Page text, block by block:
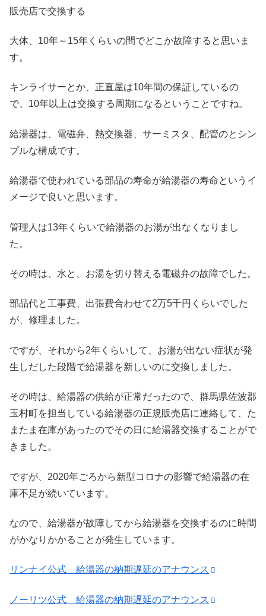
販売店で交換する
大体、10年～15年くらいの間でどこか故障すると思いま
す。
キンライサーとか、正直屋は10年間の保証しているの
で、10年以上は交換する周期になるということですね。
給湯器は、電磁弁、熱交換器、サーミスタ、配管のとシン
プルな構成です。
給湯器で使われている部品の寿命が給湯器の寿命というイ
メージで良いと思います。
管理人は13年くらいで給湯器のお湯が出なくなりまし
た。
その時は、水と、お湯を切り替える電磁弁の故障でした。
部品代と工事費、出張費合わせて2万5千円くらいでした
が、修理ました。
ですが、それから2年くらいして、お湯が出ない症状が発
生しだした段階で給湯器を新しいのに交換しました。
その時は、給湯器の供給が正常だったので、群馬県佐波郡
玉村町を担当している給湯器の正規販売店に連絡して、た
またま在庫があったのでその日に給湯器交換することがで
きました。
ですが、2020年ごろから新型コロナの影響で給湯器の在
庫不足が続いています。
なので、給湯器が故障してから給湯器を交換するのに時間
がかなりかかることが発生しています。
リンナイ公式 給湯器の納期遅延のアナウンス
ノーリツ公式 給湯器の納期遅延のアナウンス